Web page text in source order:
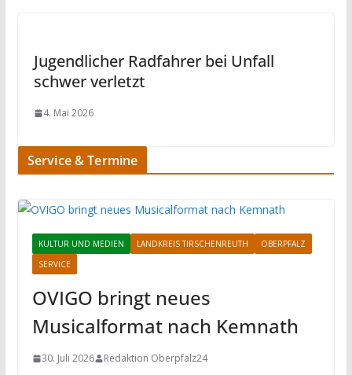
Jugendlicher Radfahrer bei Unfall
schwer verletzt
4. Mai 2026
Service & Termine
KULTUR UND MEDIEN LANDKREIS TIRSCHENREUTH
OBERPFALZ
SERVICE
OVIGO bringt neues
Musicalformat nach Kemnath
30. Juli 2026 Redaktion Oberpfalz24